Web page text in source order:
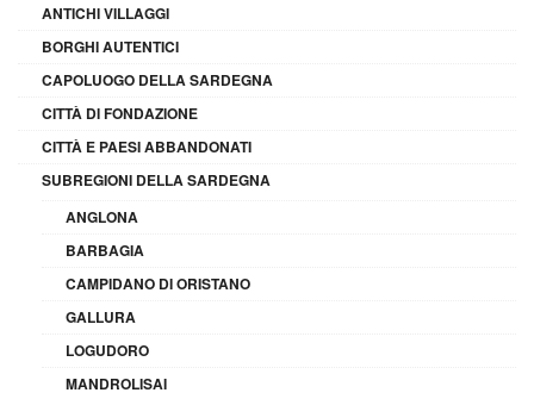
ANTICHI VILLAGGI
BORGHI AUTENTICI
CAPOLUOGO DELLA SARDEGNA
CITTÀ DI FONDAZIONE
CITTÀ E PAESI ABBANDONATI
SUBREGIONI DELLA SARDEGNA
ANGLONA
BARBAGIA
CAMPIDANO DI ORISTANO
GALLURA
LOGUDORO
MANDROLISAI